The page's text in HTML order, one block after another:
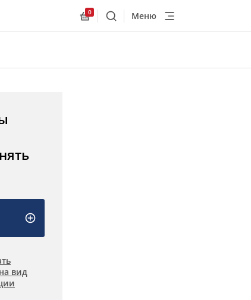
Allnex.GeneralResources.Cart
0
ПоискМеню
вид